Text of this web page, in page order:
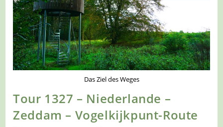
Das Ziel des Weges
Tour 1327 – Niederlande –
Zeddam – Vogelkijkpunt-Route